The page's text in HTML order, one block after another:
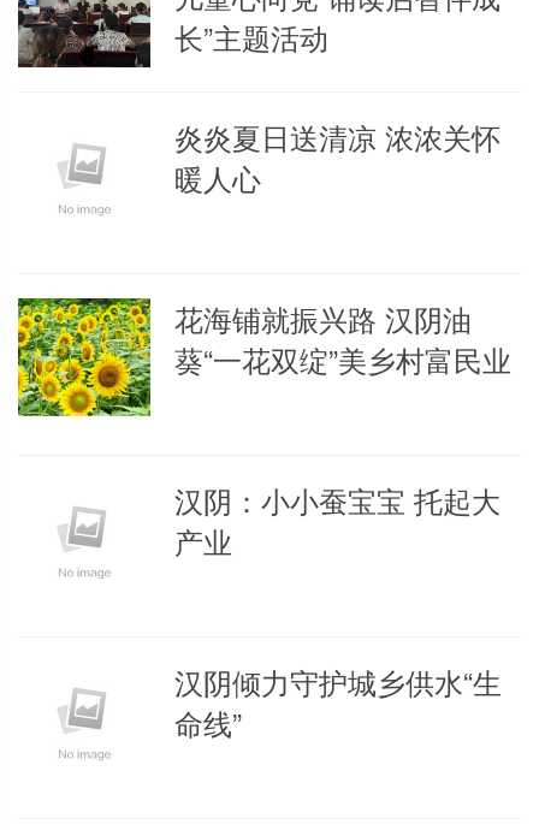
长”主题活动
炎炎夏日送清凉 浓浓关怀
暖人心
花海铺就振兴路 汉阴油
葵“一花双绽”美乡村富民业
汉阴：小小蚕宝宝 托起大
产业
汉阴倾力守护城乡供水“生
命线”